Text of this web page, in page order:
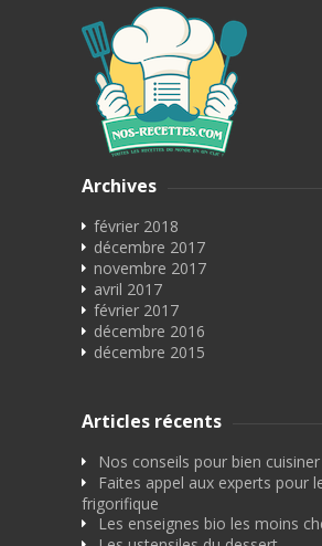
Archives
février 2018
décembre 2017
novembre 2017
avril 2017
février 2017
décembre 2016
décembre 2015
Articles récents
Nos conseils pour bien cuisiner
Faites appel aux experts pour
frigorifique
Les enseignes bio les moins